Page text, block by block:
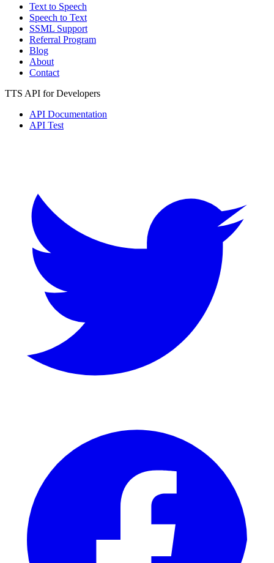
Text to Speech
Speech to Text
SSML Support
Referral Program
Blog
About
Contact
TTS API for Developers
API Documentation
API Test